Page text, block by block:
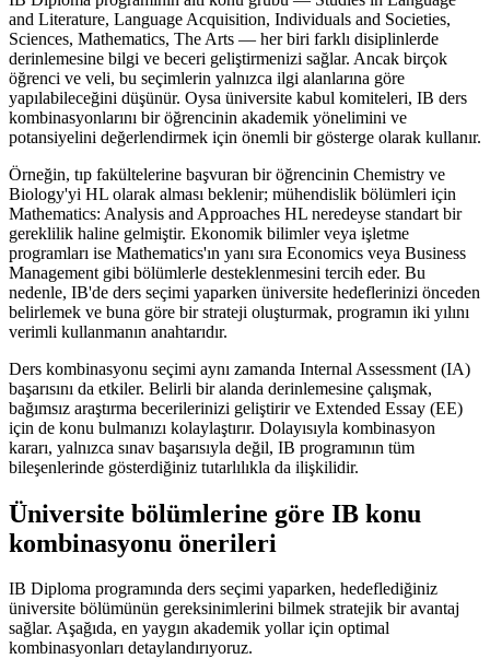
and Literature, Language Acquisition, Individuals and Societies,
Sciences, Mathematics, The Arts — her biri farklı disiplinlerde
derinlemesine bilgi ve beceri geliştirmenizi sağlar. Ancak birçok
öğrenci ve veli, bu seçimlerin yalnızca ilgi alanlarına göre
yapılabileceğini düşünür. Oysa üniversite kabul komiteleri, IB ders
kombinasyonlarını bir öğrencinin akademik yönelimini ve
potansiyelini değerlendirmek için önemli bir gösterge olarak kullanır.
Örneğin, tıp fakültelerine başvuran bir öğrencinin Chemistry ve
Biology'yi HL olarak alması beklenir; mühendislik bölümleri için
Mathematics: Analysis and Approaches HL neredeyse standart bir
gereklilik haline gelmiştir. Ekonomik bilimler veya işletme
programları ise Mathematics'ın yanı sıra Economics veya Business
Management gibi bölümlerle desteklenmesini tercih eder. Bu
nedenle, IB'de ders seçimi yaparken üniversite hedeflerinizi önceden
belirlemek ve buna göre bir strateji oluşturmak, programın iki yılını
verimli kullanmanın anahtarıdır.
Ders kombinasyonu seçimi aynı zamanda Internal Assessment (IA)
başarısını da etkiler. Belirli bir alanda derinlemesine çalışmak,
bağımsız araştırma becerilerinizi geliştirir ve Extended Essay (EE)
için de konu bulmanızı kolaylaştırır. Dolayısıyla kombinasyon
kararı, yalnızca sınav başarısıyla değil, IB programının tüm
bileşenlerinde gösterdiğiniz tutarlılıkla da ilişkilidir.
Üniversite bölümlerine göre IB konu
kombinasyonu önerileri
IB Diploma programında ders seçimi yaparken, hedeflediğiniz
üniversite bölümünün gereksinimlerini bilmek stratejik bir avantaj
sağlar. Aşağıda, en yaygın akademik yollar için optimal
kombinasyonları detaylandırıyoruz.